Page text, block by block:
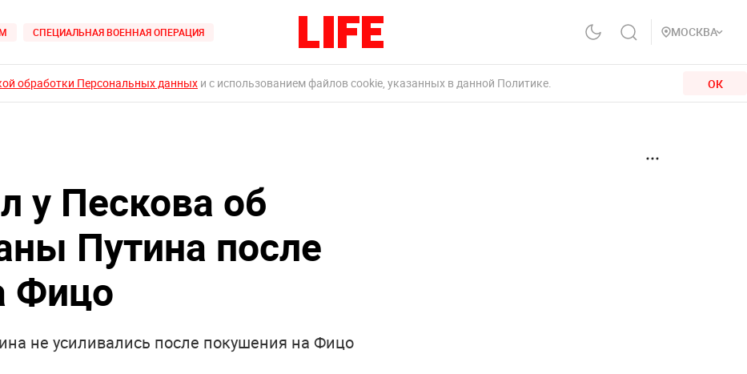
СПЕЦИАЛЬНАЯ ВОЕННАЯ ОПЕРАЦИЯ МОСКВА
обработки Персональных данных и с использованием файлов cookie, указанных в данной Политике. ОК
у Пескова об
Путина после
Фицо
не усиливались после покушения на Фицо